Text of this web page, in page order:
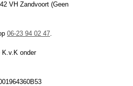
VH Zandvoort (Geen
06-23 94 02 47
K.v.K onder